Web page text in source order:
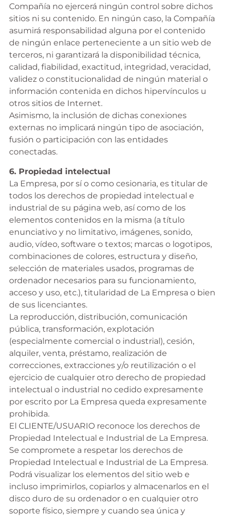
Compañía no ejercerá ningún control sobre dichos
sitios ni su contenido. En ningún caso, la Compañía
asumirá responsabilidad alguna por el contenido
de ningún enlace perteneciente a un sitio web de
terceros, ni garantizará la disponibilidad técnica,
calidad, fiabilidad, exactitud, integridad, veracidad,
validez o constitucionalidad de ningún material o
información contenida en dichos hipervínculos u
otros sitios de Internet.
Asimismo, la inclusión de dichas conexiones
externas no implicará ningún tipo de asociación,
fusión o participación con las entidades
conectadas.
6. Propiedad intelectual
La Empresa, por sí o como cesionaria, es titular de
todos los derechos de propiedad intelectual e
industrial de su página web, así como de los
elementos contenidos en la misma (a título
enunciativo y no limitativo, imágenes, sonido,
audio, vídeo, software o textos; marcas o logotipos,
combinaciones de colores, estructura y diseño,
selección de materiales usados, programas de
ordenador necesarios para su funcionamiento,
acceso y uso, etc.), titularidad de La Empresa o bien
de sus licenciantes.
La reproducción, distribución, comunicación
pública, transformación, explotación
(especialmente comercial o industrial), cesión,
alquiler, venta, préstamo, realización de
correcciones, extracciones y/o reutilización o el
ejercicio de cualquier otro derecho de propiedad
intelectual o industrial no cedido expresamente
por escrito por La Empresa queda expresamente
prohibida.
El CLIENTE/USUARIO reconoce los derechos de
Propiedad Intelectual e Industrial de La Empresa.
Se compromete a respetar los derechos de
Propiedad Intelectual e Industrial de La Empresa.
Podrá visualizar los elementos del sitio web e
incluso imprimirlos, copiarlos y almacenarlos en el
disco duro de su ordenador o en cualquier otro
soporte físico, siempre y cuando sea única y